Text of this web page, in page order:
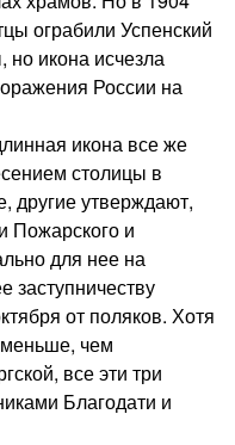
ограбили Успенский
икона исчезла
России на
икона все же
столицы в
другие утверждают,
Пожарского и
для нее на
заступничеству
от поляков. Хотя
чем
все эти три
Благодати и